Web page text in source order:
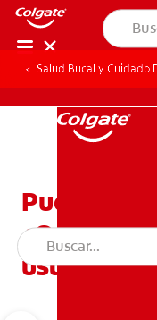
Salud Bucal y Cuidado
Puente
¿Qué es
usted?